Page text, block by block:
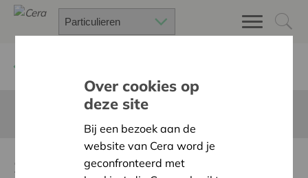
Sponsoring van
Over cookies op
deze site
Bij een bezoek aan de
website van Cera word je
geconfronteerd met